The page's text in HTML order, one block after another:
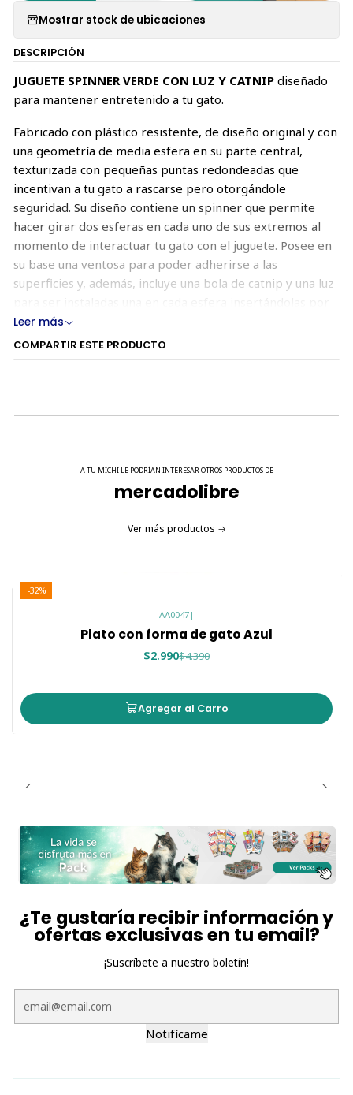
Mostrar stock de ubicaciones
DESCRIPCIÓN
JUGUETE SPINNER VERDE CON LUZ Y CATNIP diseñado
para mantener entretenido a tu gato.
Fabricado con plástico resistente, de diseño original y con
una geometría de media esfera en su parte central,
texturizada con pequeñas puntas redondeadas que
incentivan a tu gato a rascarse pero otorgándole
seguridad. Su diseño contiene un spinner que permite
hacer girar dos esferas en cada uno de sus extremos al
momento de interactuar tu gato con el juguete. Posee en
su base una ventosa para poder adherirse a las
superficies y, además, incluye una bola de catnip y una luz
su parte inferior.
MEDIDAS:
Leer más
COMPARTIR ESTE PRODUCTO
A TU MICHI LE PODRÍAN INTERESAR OTROS PRODUCTOS DE
mercadolibre
Ver más productos
-32%
AA0047|
Plato con forma de gato Azul
$2.990$4.390
Agregar al Carro
¿Te gustaría recibir información y
ofertas exclusivas en tu email?
¡Suscríbete a nuestro boletín!
Notifícame